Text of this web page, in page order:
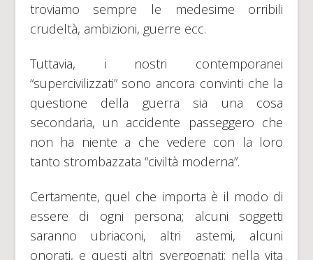
troviamo sempre le medesime orribili
crudeltà, ambizioni, guerre ecc.
Tuttavia, i nostri contemporanei
“supercivilizzati” sono ancora convinti che la
questione della guerra sia una cosa
secondaria, un accidente passeggero che
non ha niente a che vedere con la loro
tanto strombazzata “civiltà moderna”.
Certamente, quel che importa è il modo di
essere di ogni persona; alcuni soggetti
saranno ubriaconi, altri astemi, alcuni
onorati, e questi altri svergognati; nella vita